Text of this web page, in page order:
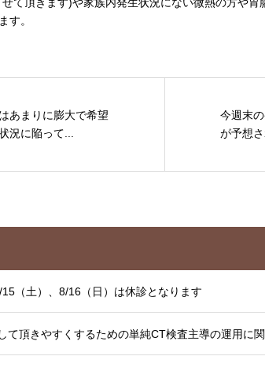
す。
あまりに膨大で希望
況に陥って...
今週末
が予想
（土）、8/16（日）は休診となります
て頂きやすくするための単純CT検査主導の運用に